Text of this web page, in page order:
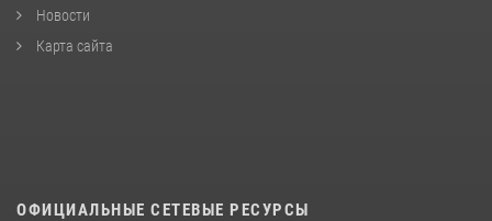
Новости
Карта сайта
ОФИЦИАЛЬНЫЕ СЕТЕВЫЕ РЕСУРСЫ